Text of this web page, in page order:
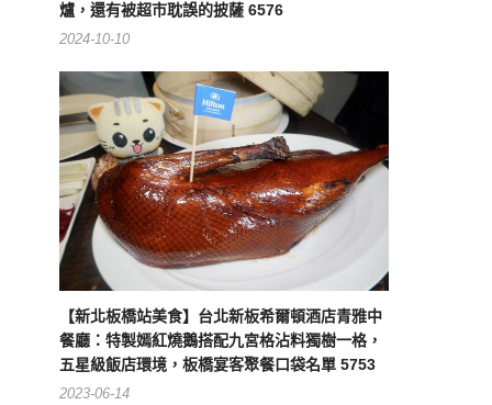
爐，還有被超市耽誤的披薩 6576
2024-10-10
【新北板橋站美食】台北新板希爾頓酒店青雅中
餐廳：特製嫣紅燒鵝搭配九宮格沾料獨樹一格，
五星級飯店環境，板橋宴客聚餐口袋名單 5753
2023-06-14